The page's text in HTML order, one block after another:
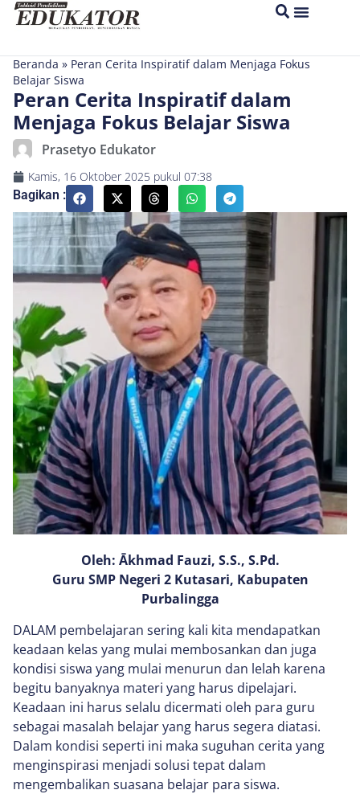
Beranda » Peran Cerita Inspiratif dalam Menjaga Fokus
Belajar Siswa
Peran Cerita Inspiratif dalam
Menjaga Fokus Belajar Siswa
Prasetyo Edukator
Kamis, 16 Oktober 2025 pukul 07:38
Bagikan :
Oleh: Ākhmad Fauzi, S.S., S.Pd.
Guru SMP Negeri 2 Kutasari, Kabupaten
Purbalingga
DALAM pembelajaran sering kali kita mendapatkan
keadaan kelas yang mulai membosankan dan juga
kondisi siswa yang mulai menurun dan lelah karena
begitu banyaknya materi yang harus dipelajari.
Keadaan ini harus selalu dicermati oleh para guru
sebagai masalah belajar yang harus segera diatasi.
Dalam kondisi seperti ini maka suguhan cerita yang
menginspirasi menjadi solusi tepat dalam
mengembalikan suasana belajar para siswa.